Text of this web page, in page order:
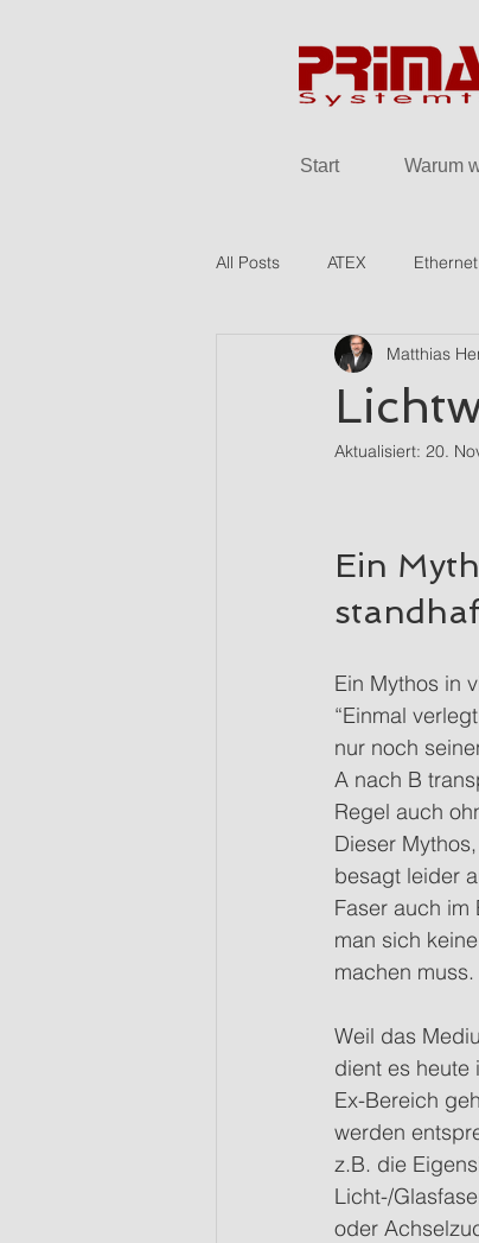
Start Warum
All Posts ATEX Ethernet
Matthias
Aktualisiert: 20.
Ein
Ein Mythos in
“Einmal
nur noch
A nach B
Regel auch
Dieser
besagt leider
Faser auch im
man sich
machen muss.
Weil das
dient es heute
Ex-Bereich
werden
z.B. die
Licht-/
oder